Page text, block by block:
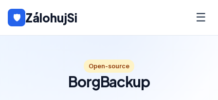
🛡 ZálohujSi ☰
Open-source
BorgBackup